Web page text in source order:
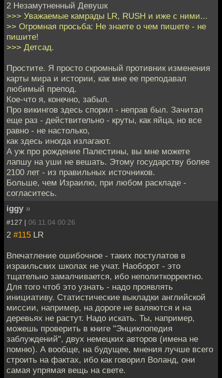
2 Незамутненный Девушк
>>> Уважаемые камрады LR, RUSH и иже с ними...
>> Огромная просьба: Не знаете о чем пишете - не
пишите!
>>> Детсад.
Простите. Я просто скромный противник изменения
карты мира и истории, как мне ее преподавал
любимый препод.
Кое-что я, конечно, забыл.
Про викингов здесь спорил - неправ был. Зачитал
еще раз - действительно - круты, как яйца, но все
равно - не настолько,
как здесь иногда излагают.
А уж про рождение Палестины, вы мне можете
лапшу на уши не вешать. Этому государству более
2100 лет - из правильных источников.
Больше, чем Израилю, при любом раскладе -
согласитесь.
iggy »
#127 | 06.11.04 00:26
2 #115 LR
Впечатление ошибочное - таких постулатов в
израильских школах не учат. Наоборот - это
тщательно замалчивается, ибо неполиткорректно.
Для того чтоб это узнать - надо проявлять
инициативу. Статистические выкладки английской
миссии, например, на дороге не валяются и на
деревьях не растут. Надо искать. Ты, например,
можешь проверить в книге "Энциклопедия
заблуждений", двух немецких авторов (имена не
помню). А вообще, на будущее, мнения лучше всего
строить на фактах, ибо как говорил Воланд, они
самая упрямая вещь на свете.